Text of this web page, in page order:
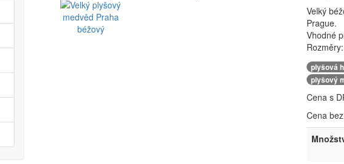
Velký
Prague.
Vhodné
plyšová
plyšový
Cena s
Cena